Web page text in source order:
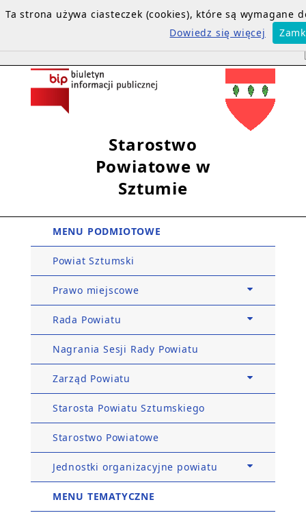
Starostwo
Powiatowe w
Sztumie
MENU PODMIOTOWE
Powiat Sztumski
Prawo miejscowe
Rada Powiatu
Nagrania Sesji Rady Powiatu
Zarząd Powiatu
Starosta Powiatu Sztumskiego
Starostwo Powiatowe
Jednostki organizacyjne powiatu
MENU TEMATYCZNE
Ta strona używa ciasteczek (cookies), które są wymagane
Dowiedz się więcej